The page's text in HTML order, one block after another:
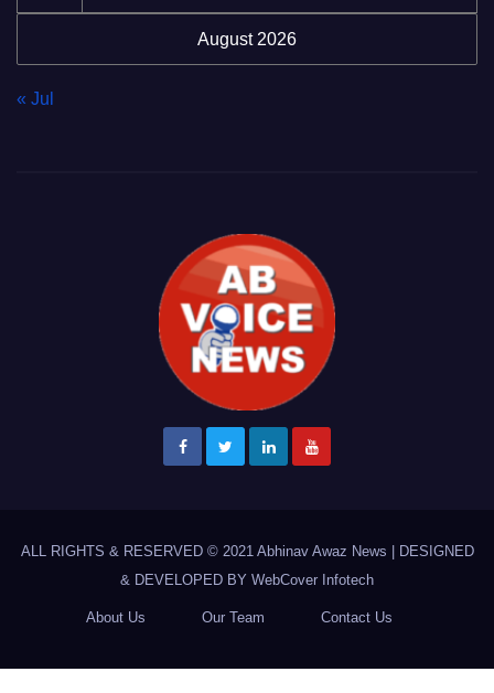
August 2026
« Jul
ALL RIGHTS & RESERVED © 2021 Abhinav Awaz News
DESIGNED
& DEVELOPED BY WebCover Infotech
About Us Our Team Contact Us